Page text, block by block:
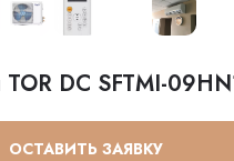
DC SFTMI-
ОСТАВИТЬ ЗАЯВКУ